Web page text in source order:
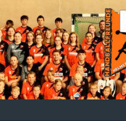
zum
Inhalt